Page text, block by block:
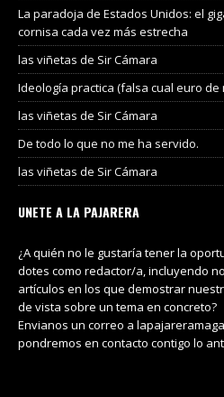
La paradoja de Estados Unidos: el
cornisa cada vez más estrecha
las viñetas de Sir Cámara
Ideología practica (falsa cual euro de
las viñetas de Sir Cámara
De todo lo que no me ha servido.
las viñetas de Sir Cámara
UNETE A LA PAJARERA
¿A quién no le gustaría tener la
dotes como redactor/a, incluyendo
artículos en los que demostrar
de vista sobre un tema en concreto?
Envianos un correo a
pondremos en contacto contigo lo